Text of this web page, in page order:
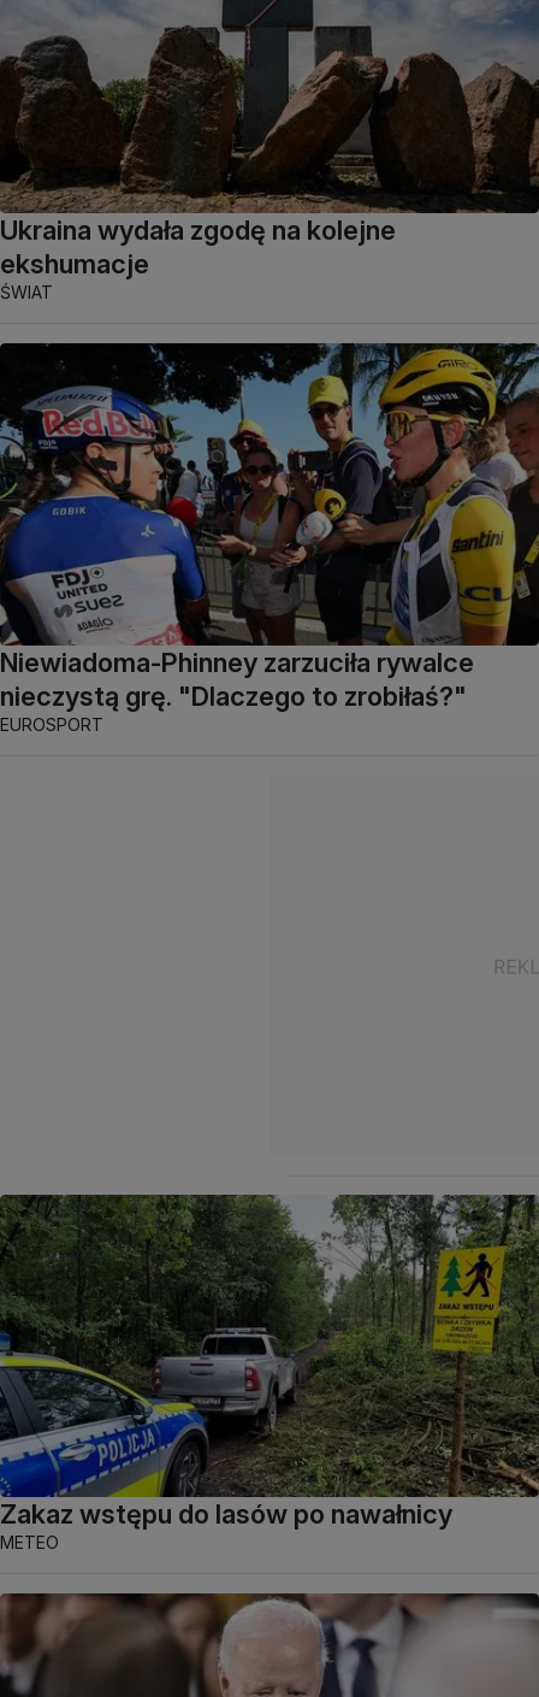
Ukraina wydała zgodę na kolejne
ekshumacje
ŚWIAT
Niewiadoma-Phinney zarzuciła rywalce
nieczystą grę. "Dlaczego to zrobiłaś?"
EUROSPORT
Zakaz wstępu do lasów po nawałnicy
METEO